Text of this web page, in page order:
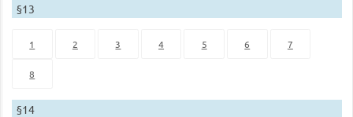
§13
1 2 3 4 5 6 7
8
§14